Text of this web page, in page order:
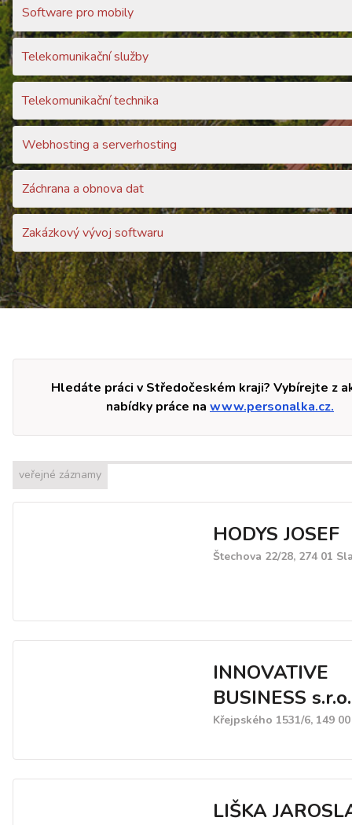
Software pro mobily
Telekomunikační služby
Telekomunikační technika
Webhosting a serverhosting
Záchrana a obnova dat
Zakázkový vývoj softwaru
Hledáte práci v Středočeském kraji? Vybírejte z
nabídky práce na www.personalka.cz.
veřejné záznamy
HODYS JOSEF
Štechova 22/28, 274 01
INNOVATIVE
BUSINESS s.r.o.
Křejpského 1531/6, 149
LIŠKA